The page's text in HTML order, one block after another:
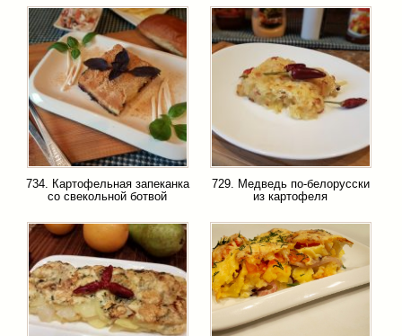
734. Картофельная запеканка
со свекольной ботвой
729. Медведь по-белорусски
из картофеля